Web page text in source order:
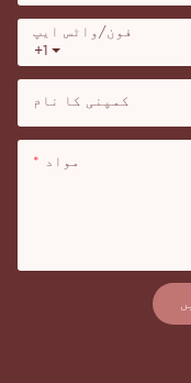
+1
فون/واٹس ایپ
کمپنی کا نام
مواد